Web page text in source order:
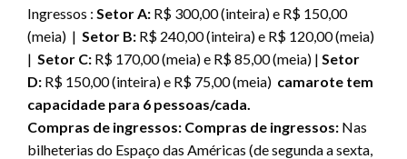
Ingressos : Setor A: R$ 300,00 (inteira) e R$ 150,00
(meia) | Setor B: R$ 240,00 (inteira) e R$ 120,00 (meia)
| Setor C: R$ 170,00 (meia) e R$ 85,00 (meia) | Setor
D: R$ 150,00 (inteira) e R$ 75,00 (meia) camarote tem
capacidade para 6 pessoas/cada.
Compras de ingressos: Compras de ingressos: Nas
bilheterias do Espaço das Américas (de segunda a sexta,